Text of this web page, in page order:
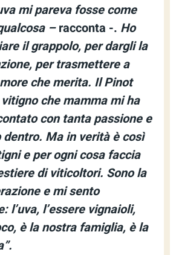
mi pareva fosse come
–racconta -. Ho
il grappolo, per dargli la
per trasmettere a
che merita. Il Pinot
che mamma mi ha
con tanta passione e
Ma in verità è così
e per ogni cosa faccia
di viticoltori. Sono la
e mi sento
l’uva, l’essere vignaioli,
è la nostra famiglia, è la